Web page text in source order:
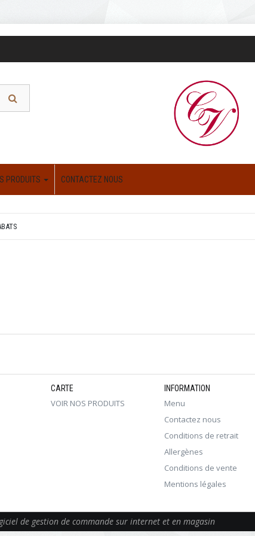
PRODUITS CONTACTEZ NOUS
CARTE
VOIR NOS PRODUITS
INFORMATION
Menu
Contactez nous
Conditions de retrait
Allergènes
Conditions de vente
Mentions légales
de gestion de commande sur internet et en magasin